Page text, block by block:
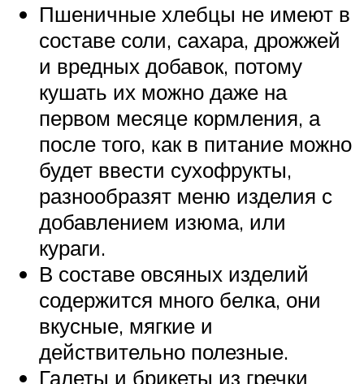
Пшеничные хлебцы не имеют в
составе соли, сахара, дрожжей
и вредных добавок, потому
кушать их можно даже на
первом месяце кормления, а
после того, как в питание можно
будет ввести сухофрукты,
разнообразят меню изделия с
добавлением изюма, или
кураги.
В составе овсяных изделий
содержится много белка, они
вкусные, мягкие и
действительно полезные.
Галеты и брикеты из гречки